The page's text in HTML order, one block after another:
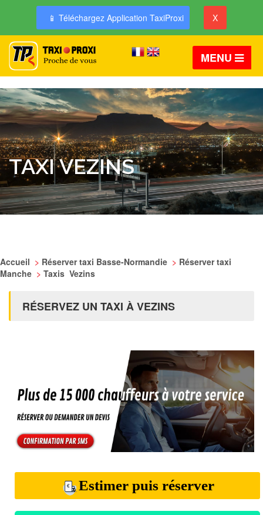
📱 Téléchargez Application TaxiProxi X
MENU
TAXI VEZINS
Accueil > Réserver taxi Basse-Normandie > Réserver taxi
Manche > Taxis Vezins
RÉSERVEZ UN TAXI À VEZINS
Estimer puis réserver